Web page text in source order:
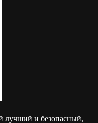
лучший и безопасный,